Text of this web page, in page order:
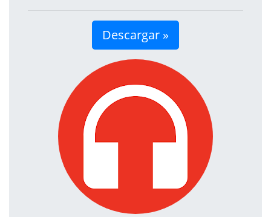
Descargar »